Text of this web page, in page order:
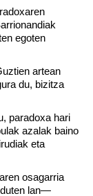
egoten
artean
du, bizitza
paradoxa hari
azalak baino
eta
osagarria
lan—